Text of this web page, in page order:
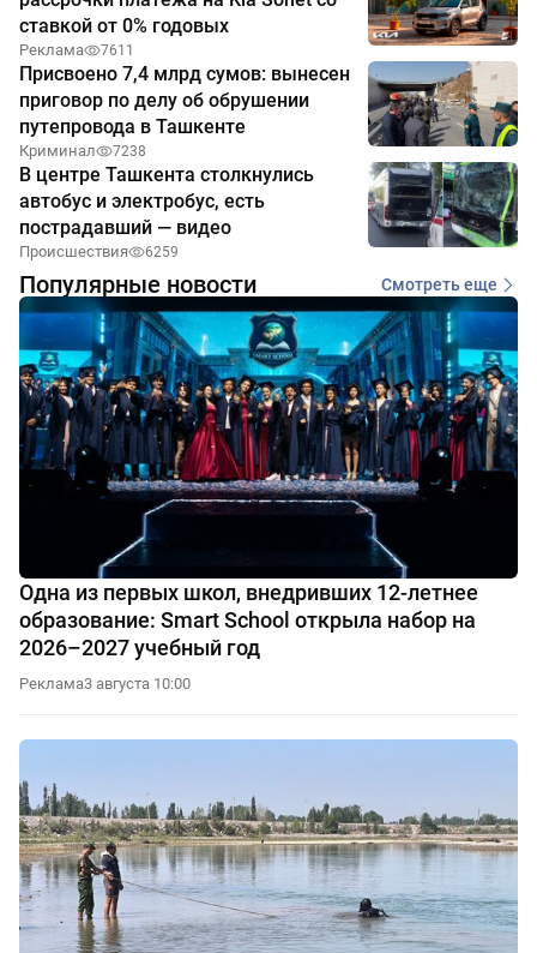
ставкой от 0% годовых
Реклама 7611
Присвоено 7,4 млрд сумов: вынесен
приговор по делу об обрушении
путепровода в Ташкенте
Криминал 7238
В центре Ташкента столкнулись
автобус и электробус, есть
пострадавший — видео
Происшествия 6259
Популярные новости Смотреть еще
Одна из первых школ, внедривших 12-летнее
образование: Smart School открыла набор на
2026–2027 учебный год
Реклама3 августа 10:00